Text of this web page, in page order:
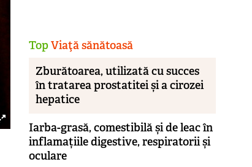
TopViaţă sănătoasă
Zburătoarea, utilizată cu succes
în tratarea prostatitei și a cirozei
hepatice
Iarba-grasă, comestibilă și de leac în
inflamațiile digestive, respiratorii și
oculare